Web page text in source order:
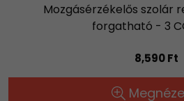
Mozgásérzékelős szolár
forgatható - 3
8,590 Ft